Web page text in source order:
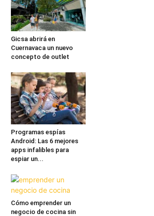
Gicsa abrirá en
Cuernavaca un nuevo
concepto de outlet
Programas espías
Android: Las 6 mejores
apps infalibles para
espiar un...
Cómo emprender un
negocio de cocina sin